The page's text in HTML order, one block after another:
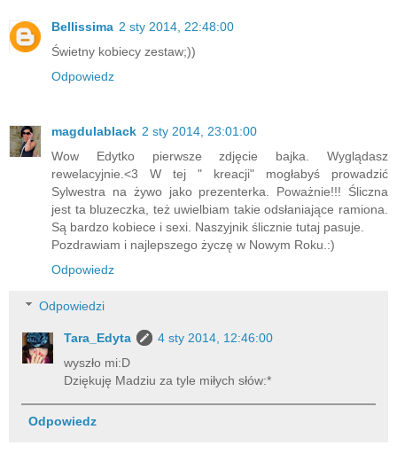
Bellissima 2 sty 2014, 22:48:00
Świetny kobiecy zestaw;))
Odpowiedz
magdulablack 2 sty 2014, 23:01:00
Wow Edytko pierwsze zdjęcie bajka. Wyglądasz
rewelacyjnie.<3 W tej " kreacji" mogłabyś prowadzić
Sylwestra na żywo jako prezenterka. Poważnie!!! Śliczna
jest ta bluzeczka, też uwielbiam takie odsłaniające ramiona.
Są bardzo kobiece i sexi. Naszyjnik ślicznie tutaj pasuje.
Pozdrawiam i najlepszego życzę w Nowym Roku.:)
Odpowiedz
Odpowiedzi
Tara_Edyta
4 sty 2014, 12:46:00
wyszło mi:D
Dziękuję Madziu za tyle miłych słów:*
Odpowiedz